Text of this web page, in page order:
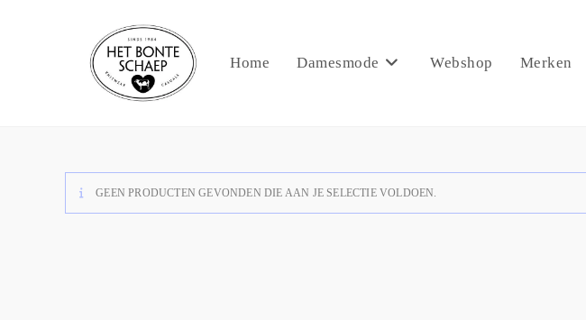
Home Damesmode Webshop Merken
GEEN PRODUCTEN GEVONDEN DIE AAN JE SELECTIE VOLDOEN.